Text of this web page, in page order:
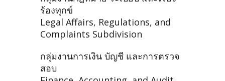
ร้องทุกข์
Legal Affairs, Regulations, and
Complaints Subdivision
กลุ่มงานการเงิน บัญชี และการตรวจ
สอบ